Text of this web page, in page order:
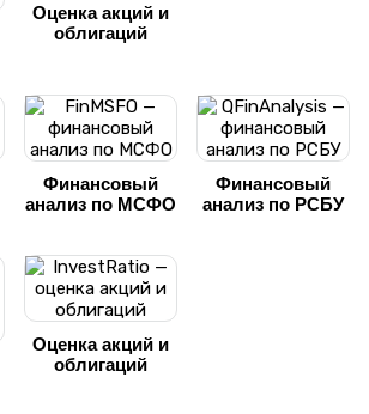
Оценка акций и
облигаций
Финансовый
анализ по МСФО
Финансовый
анализ по РСБУ
Оценка акций и
облигаций